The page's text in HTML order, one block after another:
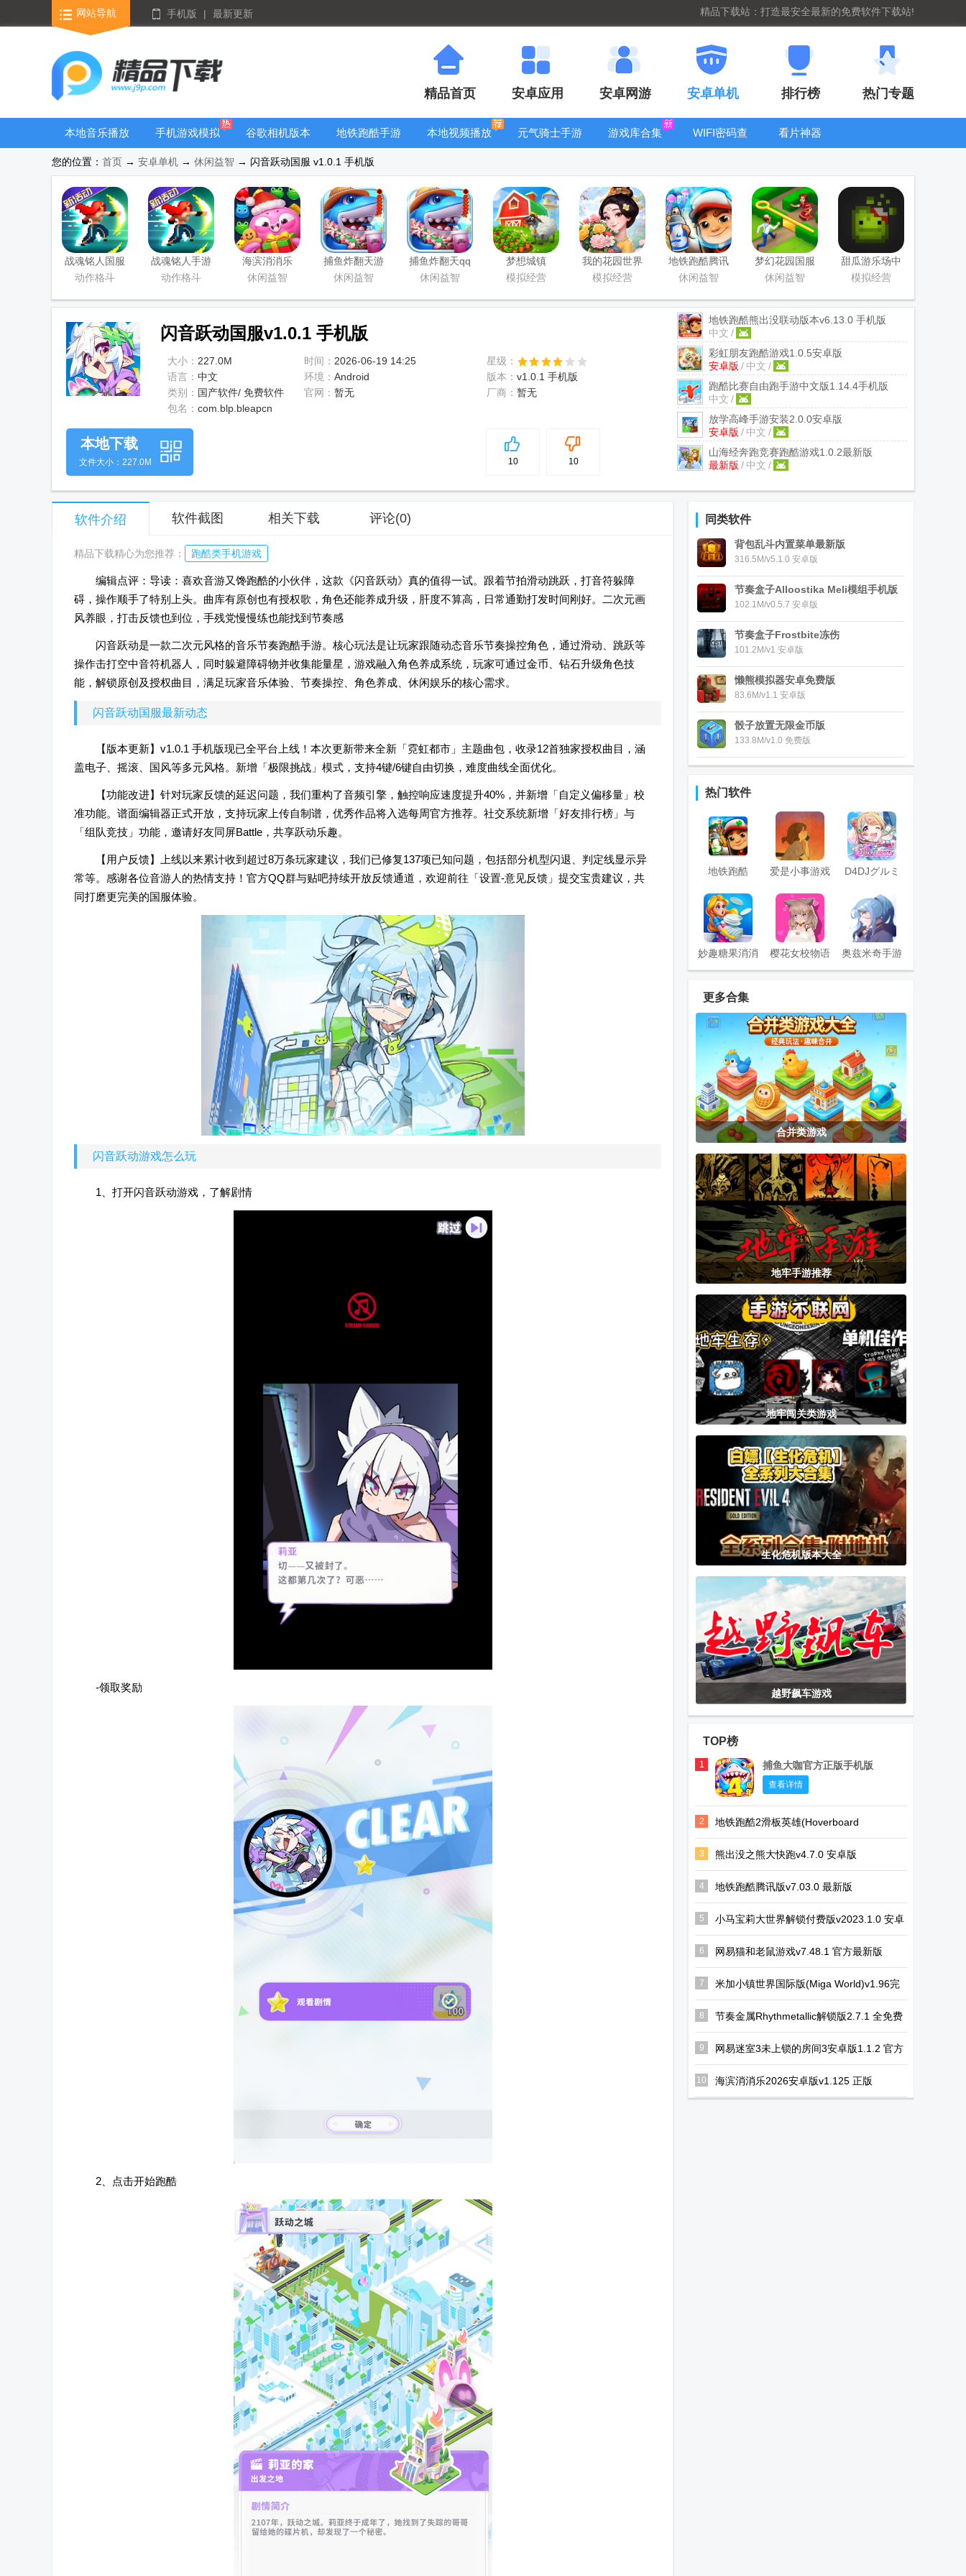
网站导航 手机版 | 最新更新 精品下载站：打造最安全最新的免费软件下载站!
精品首页 安卓应用 安卓网游 安卓单机 排行榜 热门专题
本地音乐播放
手机游戏模拟
器安卓版合集
谷歌相机版本
大全
地铁跑酷手游
大全
本地视频播放
元气骑士手游
游戏库合集
WIFI密码查
看片神器
全
您的位置： 首页 → 安卓单机 → 休闲益智 → 闪音跃动国服 v1.0.1 手机版
战魂铭人国服
联机版
Legends)
动作格斗
战魂铭人手游
九游版
动作格斗
海滨消消乐
2026安卓版
休闲益智
捕鱼炸翻天游
戏正版
休闲益智
捕鱼炸翻天qq
登录版
休闲益智
梦想城镇
Township手游
模拟经营
我的花园世界
最新版
模拟经营
地铁跑酷腾讯
版
休闲益智
梦幻花园国服
正版
休闲益智
甜瓜游乐场中
国版
模拟经营
闪音跃动国服v1.0.1 手机版
大小： 227.0M 时间： 2026-06-19 14:25
星级：
语言： 中文 环境： Android 版本： v1.0.1 手机版
类别： 国产软件/ 免费软件 官网： 暂无 厂商： 暂无
包名： com.blp.bleapcn
地铁跑酷熊出没联动版本v6.13.0 手机版
中文 /
彩虹朋友跑酷游戏1.0.5安卓版
安卓版 / 中文 /
跑酷比赛自由跑手游中文版1.14.4手机版
中文 /
放学高峰手游安装2.0.0安卓版
安卓版 / 中文 /
山海经奔跑竞赛跑酷游戏1.0.2最新版
最新版 / 中文 /
5
10 10
本地下载
文件大小：227.0M
软件介绍 软件截图 相关下载 评论(0)
精品下载精心为您推荐： 跑酷类手机游戏
编辑点评：导读：喜欢音游又馋跑酷的小伙伴，这款《闪音跃动》真的值得一试。跟着节拍滑动跳跃，打音符躲障
碍，操作顺手了特别上头。曲库有原创也有授权歌，角色还能养成升级，肝度不算高，日常通勤打发时间刚好。二次元画
风养眼，打击反馈也到位，手残党慢慢练也能找到节奏感
闪音跃动是一款二次元风格的音乐节奏跑酷手游。核心玩法是让玩家跟随动态音乐节奏操控角色，通过滑动、跳跃等
操作击打空中音符机器人，同时躲避障碍物并收集能量星，游戏融入角色养成系统，玩家可通过金币、钻石升级角色技
能，解锁原创及授权曲目，满足玩家音乐体验、节奏操控、角色养成、休闲娱乐的核心需求。
闪音跃动国服最新动态
【版本更新】v1.0.1 手机版现已全平台上线！本次更新带来全新「霓虹都市」主题曲包，收录12首独家授权曲目，涵
盖电子、摇滚、国风等多元风格。新增「极限挑战」模式，支持4键/6键自由切换，难度曲线全面优化。
【功能改进】针对玩家反馈的延迟问题，我们重构了音频引擎，触控响应速度提升40%，并新增「自定义偏移量」校
准功能。谱面编辑器正式开放，支持玩家上传自制谱，优秀作品将入选每周官方推荐。社交系统新增「好友排行榜」与
「组队竞技」功能，邀请好友同屏Battle，共享跃动乐趣。
【用户反馈】上线以来累计收到超过8万条玩家建议，我们已修复137项已知问题，包括部分机型闪退、判定线显示异
常等。感谢各位音游人的热情支持！官方QQ群与贴吧持续开放反馈通道，欢迎前往「设置-意见反馈」提交宝贵建议，共
同打磨更完美的国服体验。
闪音跃动游戏怎么玩
1、打开闪音跃动游戏，了解剧情
-领取奖励
2、点击开始跑酷
同类软件
背包乱斗内置菜单最新版
316.5M/v5.1.0 安卓版
节奏盒子Alloostika Meli模组手机版
102.1M/v0.5.7 安卓版
节奏盒子Frostbite冻伤
101.2M/v1 安卓版
懒熊模拟器安卓免费版
83.6M/v1.1 安卓版
骰子放置无限金币版
133.8M/v1.0 免费版
热门软件
地铁跑酷
(subway surf)
国际版菜单免
费版
爱是小事游戏
(Love is...)
D4DJグルミ
ク电音派对
妙趣糖果消消
乐手游
樱花女校物语
手游
奥兹米奇手游
orzmic
擦干净抖音小
游戏(Clean it)
安卓版
选技生存大乱
斗2手游
Car Tuning汽
车改装游戏
PVZ高数带我
飞融合版二创
版
超级驾驶手机
无限金币版
pvz2gardendless
最新版本
植物大战僵尸
ENDLESS
汤姆猫英雄跑
酷
Poppy
Playtime
Chapter 1完
整版
头七怪谈橙光
游戏官方正版
我们是机器人
游戏
幸福家里蹲的
养成方法(语音
DLC)正式版
更多合集
合并类游戏
地牢手游推荐
地牢闯关类游戏
生化危机版本大全
越野飙车游戏
TOP榜
1 捕鱼大咖官方正版手机版
查看详情
2
地铁跑酷2滑板英雄(Hoverboard
Heroes)v1.12.0 国际版
3 熊出没之熊大快跑v4.7.0 安卓版
4 地铁跑酷腾讯版v7.03.0 最新版
5
小马宝莉大世界解锁付费版v2023.1.0 安卓
最新版
6 网易猫和老鼠游戏v7.48.1 官方最新版
7
米加小镇世界国际版(Miga World)v1.96完
整无广告版
8
节奏金属Rhythmetallic解锁版2.7.1 全免费
版
9
网易迷室3未上锁的房间3安卓版1.1.2 官方
手机版
10 海滨消消乐2026安卓版v1.125 正版